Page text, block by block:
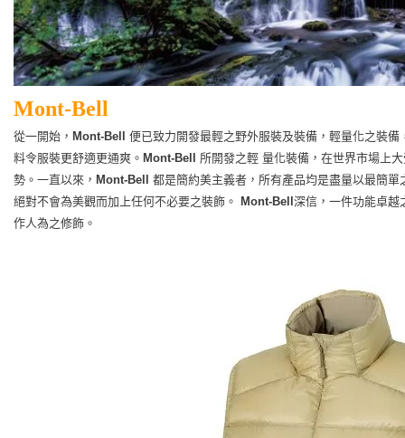
Mont-Bell
從一開始， Mont-Bell
便已致力開發最輕之野外服裝及裝備，輕量化之裝
料令服裝更舒適更通爽。 Mont-Bell
所開發之輕 量化裝備，在世界市場上
勢。 一直以來， Mont-Bell
都是簡約美主義者，所有產品均是盡量以最簡
絕對不會為美觀而加上任何不必要之裝飾。
Mont-Bell 深信，一件功能卓越
作人為之修飾。